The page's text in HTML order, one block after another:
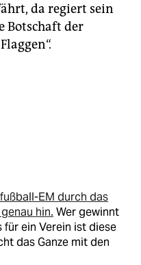
da regiert sein
Botschaft der
EM durch das
hin. Wer gewinnt
für ein Verein ist diese
das Ganze mit den